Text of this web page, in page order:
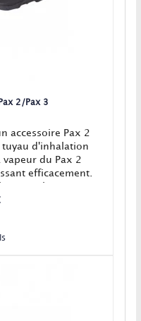
2/Pax 3
accessoire Pax 2
tuyau d'inhalation
du Pax 2
efficacement.